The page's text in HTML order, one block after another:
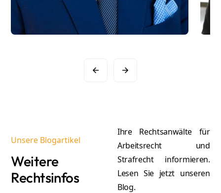
Unsere Blogartikel
Weitere
Rechtsinfos
Ihre Rechtsanwälte für
Arbeitsrecht und
Strafrecht informieren.
Lesen Sie jetzt unseren
Blog.